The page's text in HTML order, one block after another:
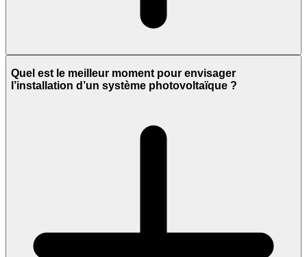
Quel est le meilleur moment pour envisager
l’installation d’un système photovoltaïque ?